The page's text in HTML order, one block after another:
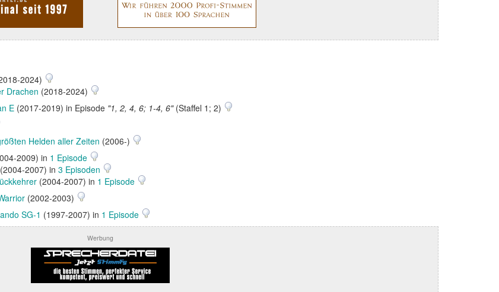
2024)
Drachen (2018-2024)
E (2017-2019) in Episode "1, 2, 4, 6; 1-4, 6"(Staffel 1; 2)
Helden aller Zeiten (2006-)
2009) in 1 Episode
(2004-2007) in 3 Episoden
(2004-2007) in 1 Episode
(2002-2003)
SG-1 (1997-2007) in 1 Episode
Werbung